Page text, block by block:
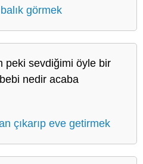
görmek
peki sevdiğimi öyle bir
nedir acaba
çıkarıp eve getirmek